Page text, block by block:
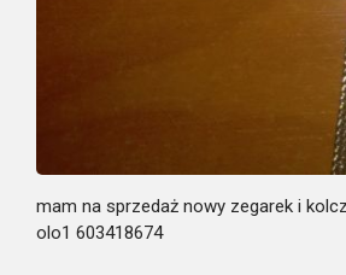
mam na sprzedaż nowy zegarek i
olo1 603418674